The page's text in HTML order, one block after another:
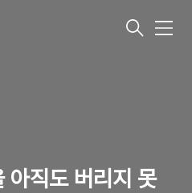
메
아직도 버리지 못